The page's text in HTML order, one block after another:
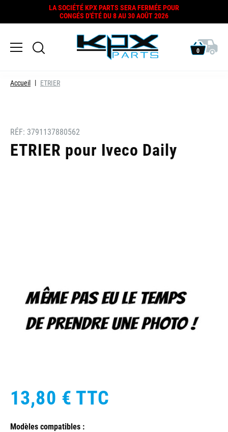
LA SOCIÉTÉ KPX PARTS SERA FERMÉE POUR
CONGÉS D'ÉTÉ DU 8 AU 30 AOÛT 2026
0
Accueil ETRIER
RÉF: 3791137880562
ETRIER pour Iveco Daily
13,80 € TTC
Modèles compatibles :